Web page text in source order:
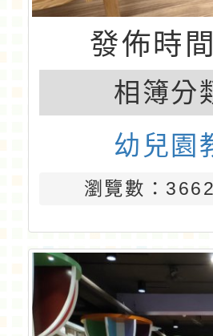
發佈時
相簿分
幼兒園
瀏覽數：3662